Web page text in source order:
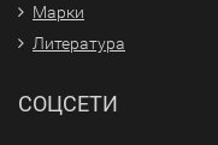
Марки
Литература
СОЦСЕТИ